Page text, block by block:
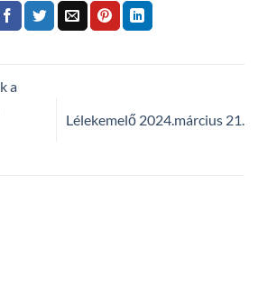
a
Lélekemelő 2024.március 21.